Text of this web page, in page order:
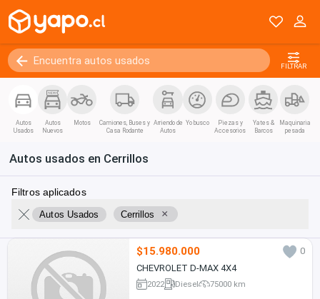
FILTRAR
Autos
Usados
Autos
Nuevos
Motos
Camiones, Buses y
Casa Rodante
Arriendo de
Autos
Yo busco
Piezas y
Accesorios
Yates &
Barcos
Maquinaria
pesada
Autos usados en Cerrillos
Filtros aplicados
Autos Usados Cerrillos ×
$15.980.000
0
CHEVROLET D-MAX 4X4
2022 Diesel 75000 km